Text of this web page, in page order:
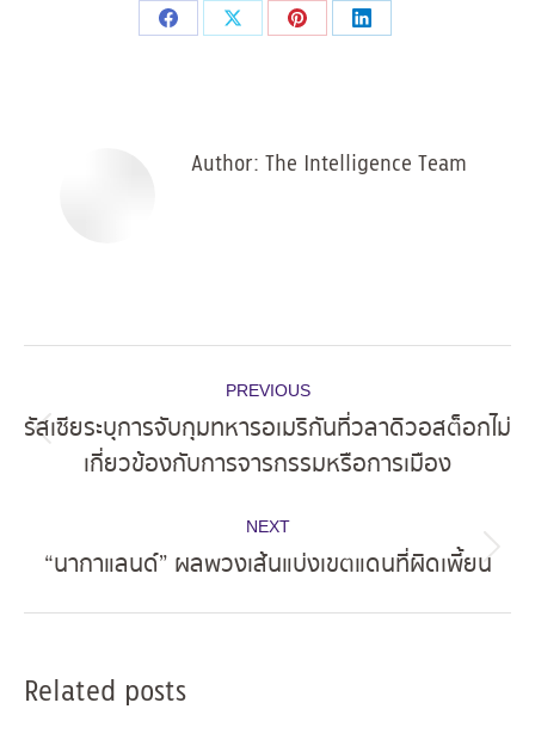
Share
Share
Share
Share
Author: The Intelligence Team
navigation
PREVIOUS
post:
รัสเซียระบุการจับกุมทหารอเมริกันที่วลาดิวอสต็อกไม่
เกี่ยวข้องกับการจารกรรมหรือการเมือง
NEXT
Next
“นากาแลนด์” ผลพวงเส้นแบ่งเขตแดนที่ผิดเพี้ยน
Related posts